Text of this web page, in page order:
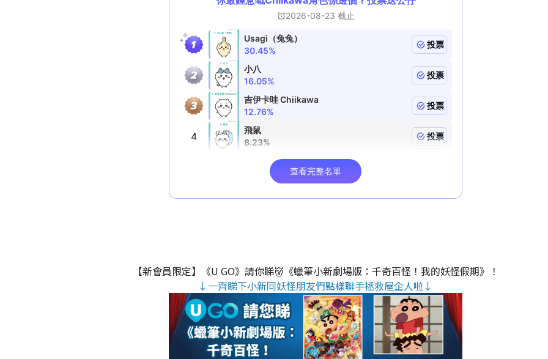
【新會員限定】《U GO》請你睇👹《蠟筆小新劇場版：千奇百怪！我的妖怪假期》！
↓一齊睇下小新同妖怪朋友們點樣聯手拯救屋企人啦↓